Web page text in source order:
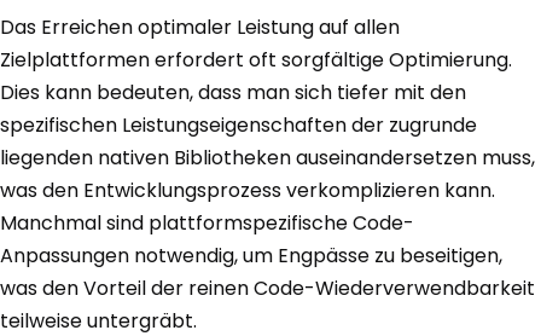
Das Erreichen optimaler Leistung auf allen
Zielplattformen erfordert oft sorgfältige Optimierung.
Dies kann bedeuten, dass man sich tiefer mit den
spezifischen Leistungseigenschaften der zugrunde
liegenden nativen Bibliotheken auseinandersetzen muss,
was den Entwicklungsprozess verkomplizieren kann.
Manchmal sind plattformspezifische Code-
Anpassungen notwendig, um Engpässe zu beseitigen,
was den Vorteil der reinen Code-Wiederverwendbarkeit
teilweise untergräbt.